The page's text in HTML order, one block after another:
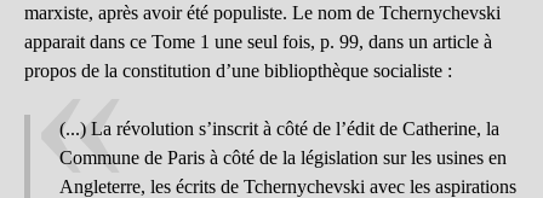
marxiste, après avoir été populiste. Le nom de Tchernychevski
apparait dans ce Tome 1 une seul fois, p. 99, dans un article à
propos de la constitution d’une bibliopthèque socialiste :
(...) La révolution s’inscrit à côté de l’édit de Catherine, la
Commune de Paris à côté de la législation sur les usines en
Angleterre, les écrits de Tchernychevski avec les aspirations